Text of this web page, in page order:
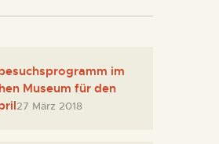
im
Museum für den
27 März 2018